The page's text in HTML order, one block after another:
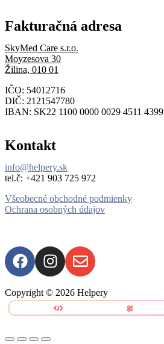
Fakturačná adresa
SkyMed Care s.r.o.
Moyzesova 30
Žilina, 010 01
IČO: 54012716
DIČ: 2121547780
IBAN: SK22 1100 0000 0029 4511 4399
Kontakt
info@helpery.sk
tel.č: ‪+421 903 725 972
Všeobecné obchodné podmienky
Ochrana osobných údajov
Copyright © 2026 Helpery